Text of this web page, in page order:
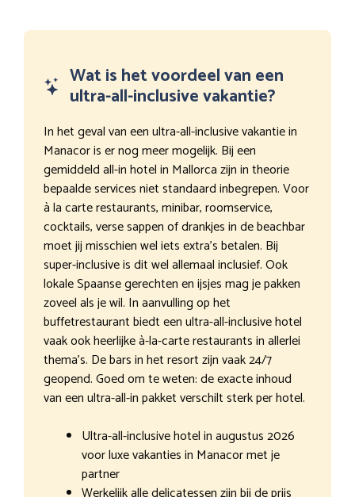
Wat is het voordeel van een
ultra-all-inclusive vakantie?
In het geval van een ultra-all-inclusive vakantie in
Manacor is er nog meer mogelijk. Bij een
gemiddeld all-in hotel in Mallorca zijn in theorie
bepaalde services niet standaard inbegrepen. Voor
à la carte restaurants, minibar, roomservice,
cocktails, verse sappen of drankjes in de beachbar
moet jij misschien wel iets extra’s betalen. Bij
super-inclusive is dit wel allemaal inclusief. Ook
lokale Spaanse gerechten en ijsjes mag je pakken
zoveel als je wil. In aanvulling op het
buffetrestaurant biedt een ultra-all-inclusive hotel
vaak ook heerlijke à-la-carte restaurants in allerlei
thema’s. De bars in het resort zijn vaak 24/7
geopend. Goed om te weten: de exacte inhoud
van een ultra-all-in pakket verschilt sterk per hotel.
Ultra-all-inclusive hotel in augustus 2026
voor luxe vakanties in Manacor met je
partner